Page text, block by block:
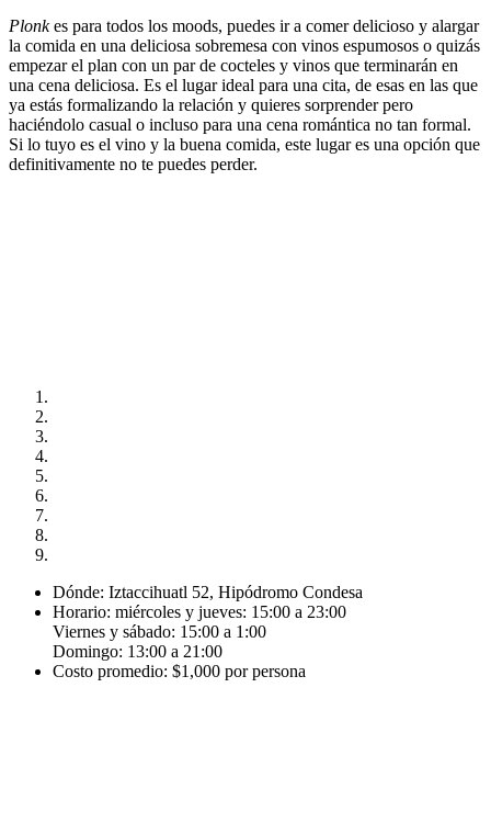
Plonkes para todos los moods, puedes ir a comer delicioso y alargar
la comida en una deliciosa sobremesa con vinos espumosos o quizás
empezar el plan con un par de cocteles y vinos que terminarán en
una cena deliciosa. Es el lugar ideal para una cita, de esas en las que
ya estás formalizando la relación y quieres sorprender pero
haciéndolo casual o incluso para una cena romántica no tan formal.
Si lo tuyo es el vino y la buena comida, este lugar es una opción que
definitivamente no te puedes perder.
Dónde: Iztaccihuatl 52, Hipódromo Condesa
Horario: miércoles y jueves: 15:00 a 23:00
Viernes y sábado: 15:00 a 1:00
Domingo: 13:00 a 21:00
Costo promedio: $1,000 por persona